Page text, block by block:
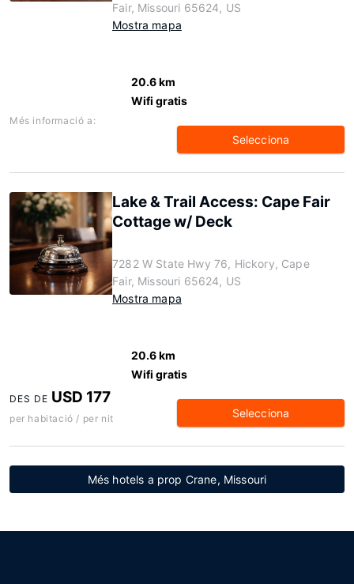
Fair, Missouri 65624, US
Mostra mapa
20.6 km
Wifi gratis
Més informació a:
Selecciona
Lake & Trail Access: Cape Fair
Cottage w/ Deck
7282 W State Hwy 76, Hickory, Cape
Fair, Missouri 65624, US
Mostra mapa
20.6 km
Wifi gratis
DES DE USD 177
per habitació / per nit Selecciona
Més hotels a prop Crane, Missouri